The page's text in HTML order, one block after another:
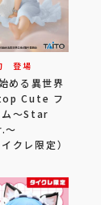
登場
める異世界
Cute フ
～Star
～
クレ限定）